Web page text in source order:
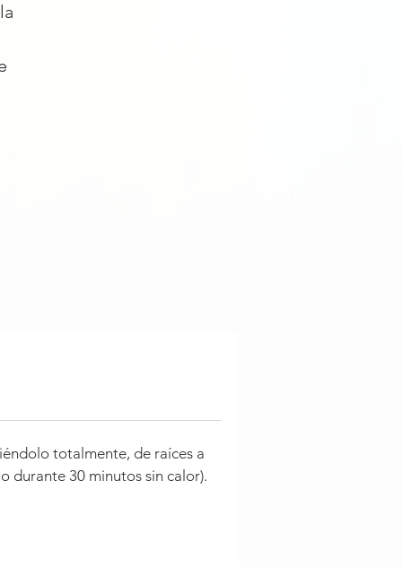
totalmente, de raíces a
durante 30 minutos sin calor).